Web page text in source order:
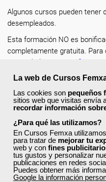
La web de Cursos
Las cookies son pequeños
sitios web que visitas envía
recordar información
¿Para qué las utilizamos?
En Cursos Femxa
para tratar de mejorar tu
web y con fines
tus gustos y personalizar
publicaciones en redes
Puedes obtener más
Google la información
Algunos cursos pueden tener
desempleados.
Esta formación NO es
completamente gratuita.
post del Blog:
Las 7
subvencionada y la
Recuerda completar tu perfil
actualizados, de esta forma
a los que puedes acceder y
¡Escoge tu curso favorito,
profesional dentro de tu